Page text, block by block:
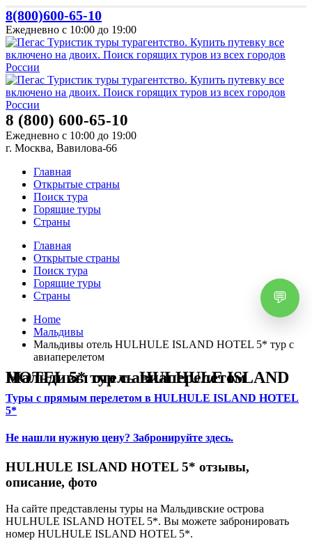
8(800)600-65-10
Ежедневно с 10:00 до 19:00
8 (800) 600-65-10
Ежедневно с 10:00 до 19:00
г. Москва, Вавилова-66
Главная
Открытые страны
Поиск тура
Горящие туры
Страны
Главная
Открытые страны
Поиск тура
Горящие туры
Страны
Home
Мальдивы
Мальдивы отель HULHULE ISLAND HOTEL 5* тур с
авиаперелетом
Мальдивы отель HULHULE ISLAND HOTEL 5* тур с авиаперелетом
Туры с прямым перелетом в HULHULE ISLAND HOTEL
5*
Не нашли нужную цену? Забронируйте здесь.
HULHULE ISLAND HOTEL 5* отзывы,
описание, фото
На сайте представлены туры на Мальдивские острова
HULHULE ISLAND HOTEL 5*. Вы можете забронировать
номер HULHULE ISLAND HOTEL 5*.